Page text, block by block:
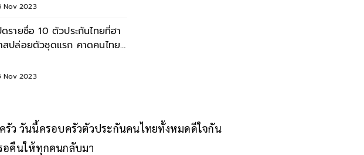
Nov 2023
ดรายชื่อ 10 ตัวประกันไทยที่ฮา
สปล่อยตัวชุดแรก คาดคนไทย
Nov 2023
รัว วันนี้ครอบครัวตัวประกันคนไทยทั้งหมดดีใจกัน
อคืนให้ทุกคนกลับมา